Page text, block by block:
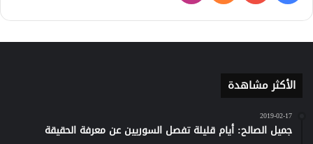
كلاود
الأكثر مشاهدة
2019-02-17
جميل الصالح: أيام قليلة تفصل السوريين عن معرفة الحقيقة